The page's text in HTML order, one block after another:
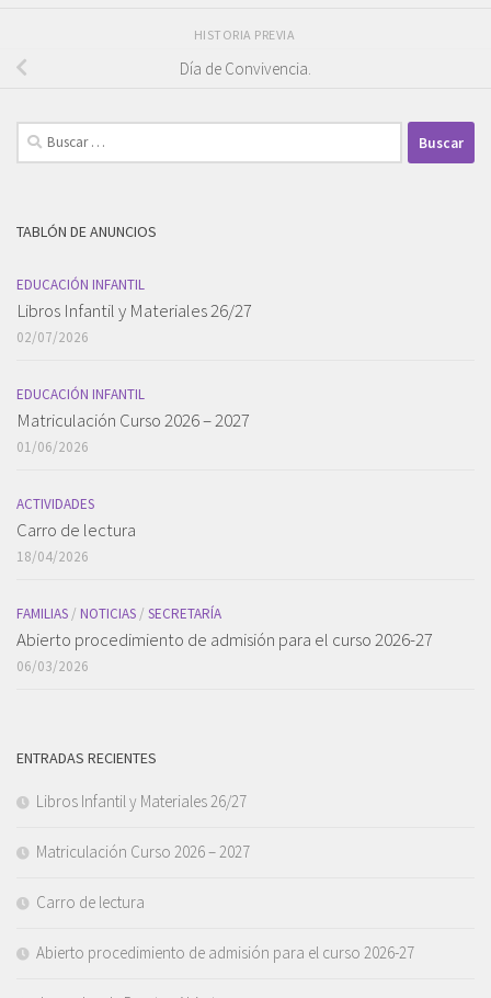
HISTORIA PREVIA
Día de Convivencia.
Buscar:
TABLÓN DE ANUNCIOS
EDUCACIÓN INFANTIL
Libros Infantil y Materiales 26/27
02/07/2026
EDUCACIÓN INFANTIL
Matriculación Curso 2026 – 2027
01/06/2026
ACTIVIDADES
Carro de lectura
18/04/2026
FAMILIAS / NOTICIAS / SECRETARÍA
Abierto procedimiento de admisión para el curso 2026-27
06/03/2026
ENTRADAS RECIENTES
Libros Infantil y Materiales 26/27
Matriculación Curso 2026 – 2027
Carro de lectura
Abierto procedimiento de admisión para el curso 2026-27